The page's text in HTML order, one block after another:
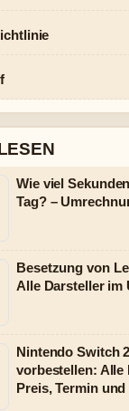
Wie viel
Tag? –
Besetzung von
Alle Darsteller im
Nintendo Switch 2
vorbestellen: Alle
Preis, Termin